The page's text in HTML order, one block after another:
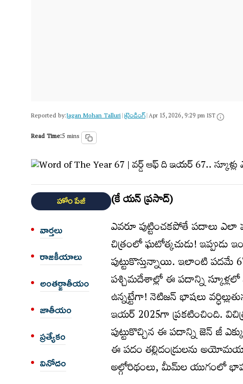
Reported by:Jagan Mohan Talluri|ట్రెండింగ్|Apr 15, 2026, 9:29 pm IST
Read Time:5 mins
హోం పేజీ
వార్త‌లు
రాజకీయాలు
అంత‌ర్జాతీయం
జాతీయం
ప్రత్యేకం
వినోదం
(కే యన్ ప్రసాద్)
ఎవరూ పుట్టించకపోతే పదాలు
చిత్రంలో ఘటోత్కచుడు! ఇప్పుడు
పుట్టుకొస్తున్నాయి. ఇలాంటి పదమే
పశ్చిమదేశాల్లో ఈ పదాన్ని
ఉన్నట్టేగా! నెటిజన్‌ భాషలు
ఇయర్‌ 2025గా ప్రకటించింది.
పుట్టుకొచ్చిన ఈ పదాన్ని జెన్‌ జీ
ఈ పదం తల్లిదండ్రులను
అల్గోరిథంలు, మీమ్‌ల యుగంలో భాష